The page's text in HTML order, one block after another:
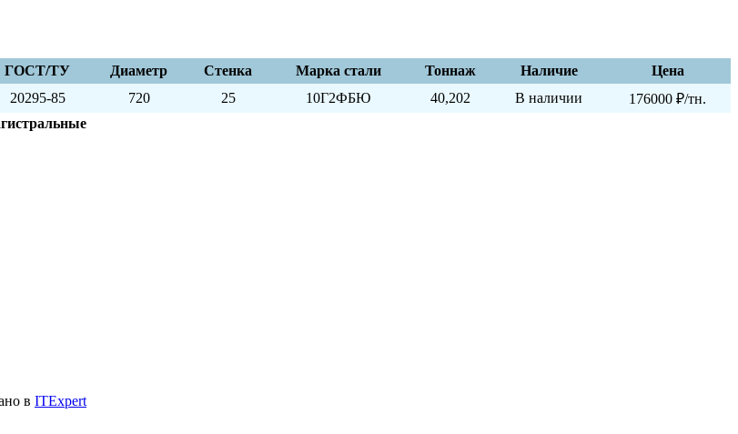
ГОСТ/ТУ Диаметр Стенка Марка стали Тоннаж Наличие
Цена
20295-85 720 25 10Г2ФБЮ 40,202 В наличии
176000 ₽/тн.
в ITExpert